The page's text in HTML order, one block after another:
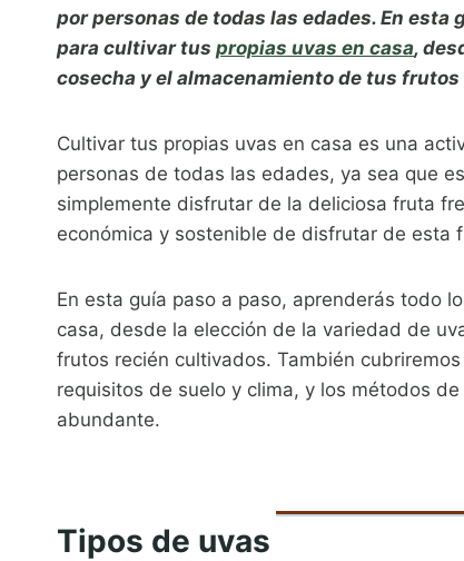
por personas de todas las edades. En
para cultivar tus propias uvas en casa,
cosecha y el almacenamiento de tus
Cultivar tus propias uvas en casa es una
personas de todas las edades, ya sea que
simplemente disfrutar de la deliciosa fruta
económica y sostenible de disfrutar de esta
En esta guía paso a paso, aprenderás todo
casa, desde la elección de la variedad de
frutos recién cultivados. También
requisitos de suelo y clima, y los métodos
abundante.
Tipos de uvas